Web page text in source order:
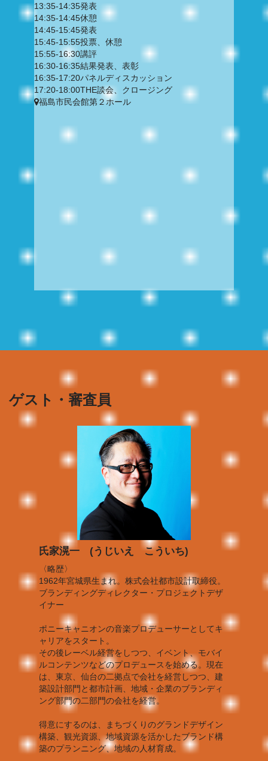
13:35-14:35発表
14:35-14:45休憩
14:45-15:45発表
15:45-15:55投票、休憩
15:55-16:30講評
16:30-16:35結果発表、表彰
16:35-17:20パネルディスカッション
17:20-18:00THE談会、クロージング
福島市民会館第２ホール
ゲスト・審査員
氏家滉一 (うじいえ こういち)
〈略歴〉
1962年宮城県生まれ。株式会社都市設計取締役。
ブランディングディレクター・プロジェクトデザ
イナー
ポニーキャニオンの音楽プロデューサーとしてキ
ャリアをスタート。
その後レーベル経営をしつつ、イベント、モバイ
ルコンテンツなどのプロデュースを始める。現在
は、東京、仙台の二拠点で会社を経営しつつ、建
築設計部門と都市計画、地域・企業のブランディ
ング部門の二部門の会社を経営。
得意にするのは、まちづくりのグランドデザイン
構築、観光資源、地域資源を活かしたブランド構
築のプランニング、地域の人材育成。